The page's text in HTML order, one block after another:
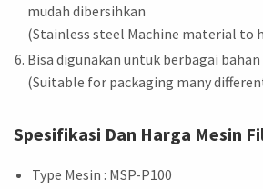
mudah dibersihkan
(Stainless steel Machine material to
Bisa digunakan untuk berbagai bahan
(Suitable for packaging many
Spesifikasi Dan Harga Mesin
Type Mesin : MSP-P100